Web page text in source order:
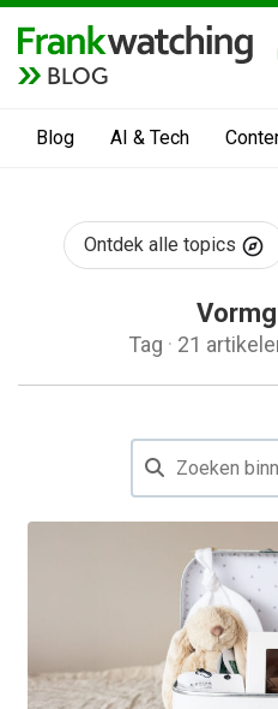
BLOG
Blog AI & Tech
Ontdek alle topics
Tag · 21